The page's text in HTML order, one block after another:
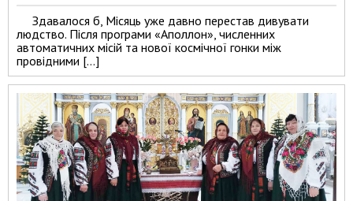
Здавалося б, Місяць уже давно перестав дивувати
людство. Після програми «Аполлон», численних
автоматичних місій та нової космічної гонки між
провідними […]